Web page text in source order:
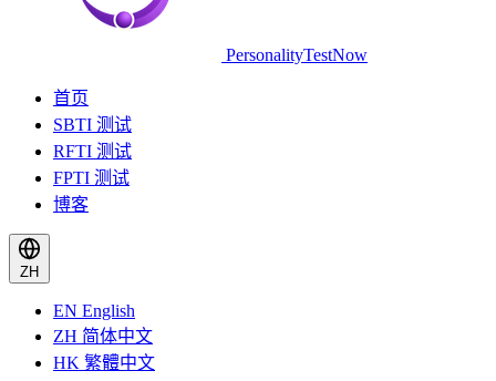
PersonalityTestNow
首页
SBTI 测试
RFTI 测试
FPTI 测试
博客
ZH
EN English
ZH 简体中文
HK 繁體中文